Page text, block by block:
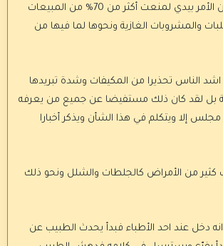
وكان يقول لو كان الأمر بيدي لمنعت أكثر من 70% من المبيعات
والمشروبات الغازية ونحوها لما فيها من
الناس تحذيرا من المكيفات وشدة تبريدها
بل لقد كان ذلك مستفيضا عن جميع من يعرفه
إلا ويتكلم في هذا الشأن ويذكر أخبارا
كثير من الأمراض كالجلطات والشلل ونحو ذلك
دخل عند احد الأطباء فبدأ يحدث الطبيب عن